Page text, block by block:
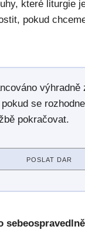
které liturgie
pokud
se
pokračovat.
POSLAT DAR